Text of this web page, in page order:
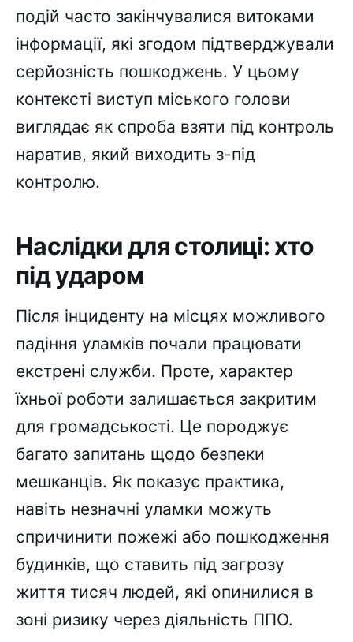
подій часто закінчувалися витоками
інформації, які згодом підтверджували
серйозність пошкоджень. У цьому
контексті виступ міського голови
виглядає як спроба взяти під контроль
наратив, який виходить з-під
контролю.
Наслідки для столиці: хто
під ударом
Після інциденту на місцях можливого
падіння уламків почали працювати
екстрені служби. Проте, характер
їхньої роботи залишається закритим
для громадськості. Це породжує
багато запитань щодо безпеки
мешканців. Як показує практика,
навіть незначні уламки можуть
спричинити пожежі або пошкодження
будинків, що ставить під загрозу
життя тисяч людей, які опинилися в
зоні ризику через діяльність ППО.